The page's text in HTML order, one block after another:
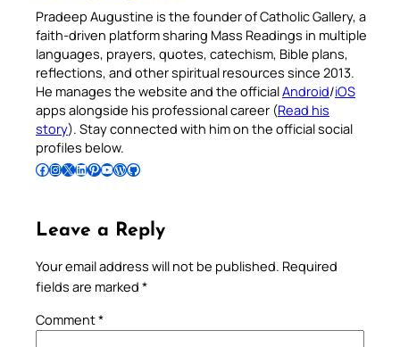
Pradeep Augustine is the founder of Catholic Gallery, a
faith-driven platform sharing Mass Readings in multiple
languages, prayers, quotes, catechism, Bible plans,
reflections, and other spiritual resources since 2013.
He manages the website and the officialAndroid/iOS
apps alongside his professional career (Read his
story). Stay connected with him on the official social
profiles below.
Follow Pradeep on Facebook Follow Pradeep on InstagramFollow Pradeep on X Follow Pradeep on LinkedIn Follow Pradeep on Pinterest Subscribe to Pradeep’s Youtube Channel Follow Pradeep on WordPress Follow Pradeep on GitHub
Leave a Reply
Your email address will not be published. Required
fields are marked *
Comment*